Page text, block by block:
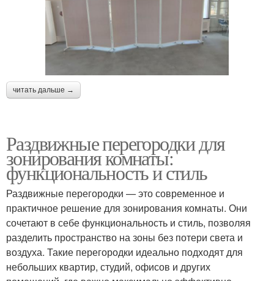
читать дальше →
Раздвижные перегородки для
зонирования комнаты:
функциональность и стиль
Раздвижные перегородки — это современное и
практичное решение для зонирования комнаты. Они
сочетают в себе функциональность и стиль, позволяя
разделить пространство на зоны без потери света и
воздуха. Такие перегородки идеально подходят для
небольших квартир, студий, офисов и других